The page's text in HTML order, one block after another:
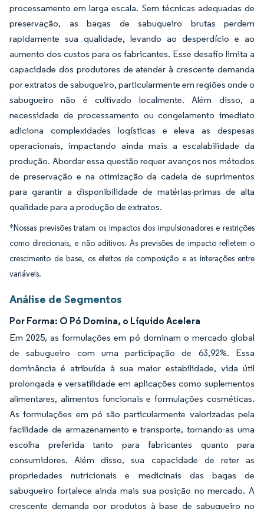
processamento em larga escala. Sem técnicas adequadas de
preservação, as bagas de sabugueiro brutas perdem
rapidamente sua qualidade, levando ao desperdício e ao
aumento dos custos para os fabricantes. Esse desafio limita a
capacidade dos produtores de atender à crescente demanda
por extratos de sabugueiro, particularmente em regiões onde o
sabugueiro não é cultivado localmente. Além disso, a
necessidade de processamento ou congelamento imediato
adiciona complexidades logísticas e eleva as despesas
operacionais, impactando ainda mais a escalabilidade da
produção. Abordar essa questão requer avanços nos métodos
de preservação e na otimização da cadeia de suprimentos
para garantir a disponibilidade de matérias-primas de alta
qualidade para a produção de extratos.
*Nossas previsões tratam os impactos dos impulsionadores e restrições
como direcionais, e não aditivos. As previsões de impacto refletem o
crescimento de base, os efeitos de composição e as interações entre
variáveis.
Análise de Segmentos
Por Forma: O Pó Domina, o Líquido Acelera
Em 2025, as formulações em pó dominam o mercado global
de sabugueiro com uma participação de 63,92%. Essa
dominância é atribuída à sua maior estabilidade, vida útil
prolongada e versatilidade em aplicações como suplementos
alimentares, alimentos funcionais e formulações cosméticas.
As formulações em pó são particularmente valorizadas pela
facilidade de armazenamento e transporte, tornando-as uma
escolha preferida tanto para fabricantes quanto para
consumidores. Além disso, sua capacidade de reter as
propriedades nutricionais e medicinais das bagas de
sabugueiro fortalece ainda mais sua posição no mercado. A
crescente demanda por produtos à base de sabugueiro no